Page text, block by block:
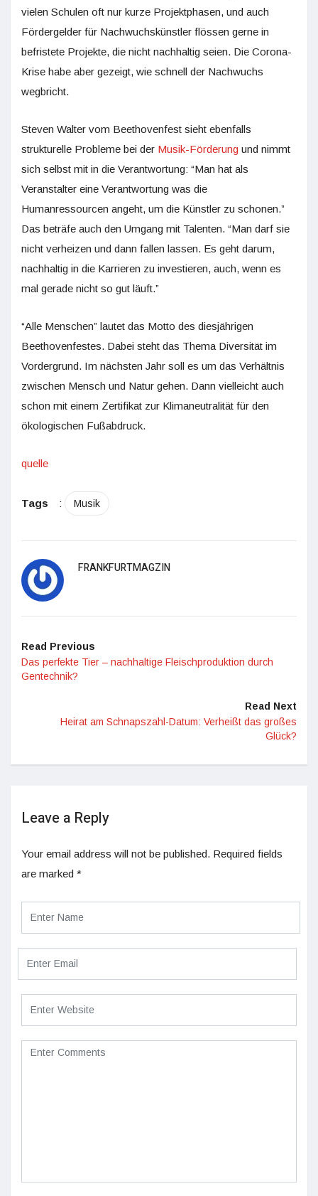
vielen Schulen oft nur kurze Projektphasen, und auch
Fördergelder für Nachwuchskünstler flössen gerne in
befristete Projekte, die nicht nachhaltig seien. Die Corona-
Krise habe aber gezeigt, wie schnell der Nachwuchs
wegbricht.
Steven Walter vom Beethovenfest sieht ebenfalls
strukturelle Probleme bei der Musik-Förderung und nimmt
sich selbst mit in die Verantwortung: “Man hat als
Veranstalter eine Verantwortung was die
Humanressourcen angeht, um die Künstler zu schonen.”
Das beträfe auch den Umgang mit Talenten. “Man darf sie
nicht verheizen und dann fallen lassen. Es geht darum,
nachhaltig in die Karrieren zu investieren, auch, wenn es
mal gerade nicht so gut läuft.”
“Alle Menschen” lautet das Motto des diesjährigen
Beethovenfestes. Dabei steht das Thema Diversität im
Vordergrund. Im nächsten Jahr soll es um das Verhältnis
zwischen Mensch und Natur gehen. Dann vielleicht auch
schon mit einem Zertifikat zur Klimaneutralität für den
ökologischen Fußabdruck.
quelle
Tags : Musik
FRANKFURTMAGZIN
Read Previous
Das perfekte Tier – nachhaltige Fleischproduktion durch
Gentechnik?
Read Next
Heirat am Schnapszahl-Datum: Verheißt das großes
Glück?
Leave a Reply
Your email address will not be published. Required fields
are marked *